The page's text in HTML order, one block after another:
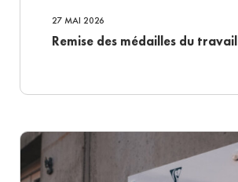
27 MAI 2026
Remise des médailles du travail